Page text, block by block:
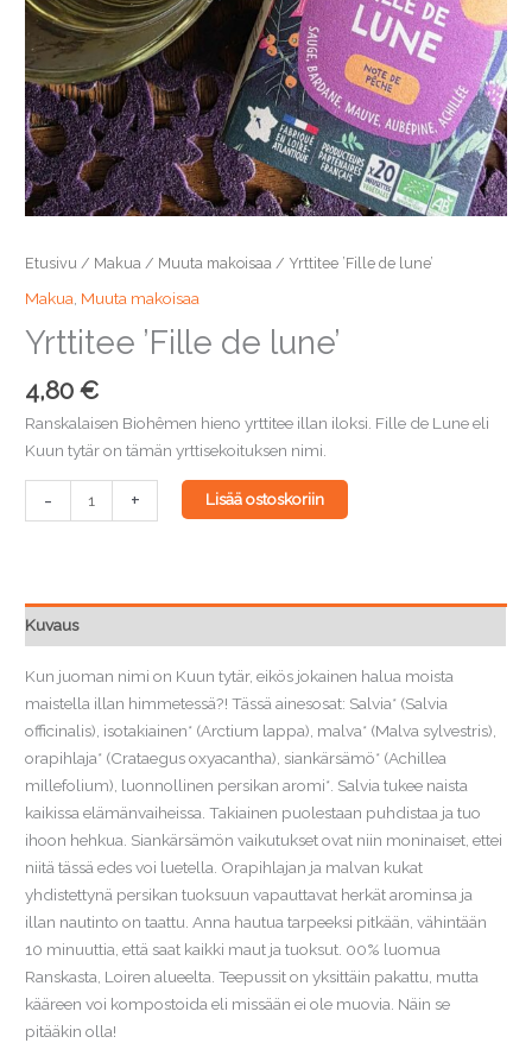
Etusivu / Makua / Muuta makoisaa / Yrttitee ’Fille de lune’
Makua Muuta makoisaa
Yrttitee ’Fille de lune’
4,80€
Ranskalaisen Biohêmen hieno yrttitee illan iloksi. Fille de Lune eli
Kuun tytär on tämän yrttisekoituksen nimi.
-
'Fille
määrä
+ Lisää ostoskoriin
Kuvaus
Kun juoman nimi on Kuun tytär, eikös jokainen halua moista
maistella illan himmetessä?! Tässä ainesosat: Salvia* (Salvia
officinalis), isotakiainen* (Arctium lappa), malva* (Malva sylvestris),
orapihlaja* (Crataegus oxyacantha), siankärsämö* (Achillea
millefolium), luonnollinen persikan aromi*. Salvia tukee naista
kaikissa elämänvaiheissa. Takiainen puolestaan puhdistaa ja tuo
ihoon hehkua. Siankärsämön vaikutukset ovat niin moninaiset, ettei
niitä tässä edes voi luetella. Orapihlajan ja malvan kukat
yhdistettynä persikan tuoksuun vapauttavat herkät arominsa ja
illan nautinto on taattu. Anna hautua tarpeeksi pitkään, vähintään
10 minuuttia, että saat kaikki maut ja tuoksut. 00% luomua
Ranskasta, Loiren alueelta. Teepussit on yksittäin pakattu, mutta
kääreen voi kompostoida eli missään ei ole muovia. Näin se
pitääkin olla!